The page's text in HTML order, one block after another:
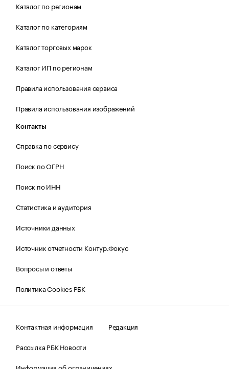
Каталог по регионам
Каталог по категориям
Каталог торговых марок
Каталог ИП по регионам
Правила использования сервиса
Правила использования изображений
Контакты
Справка по сервису
Поиск по ОГРН
Поиск по ИНН
Статистика и аудитория
Источники данных
Источник отчетности Контур.Фокус
Вопросы и ответы
Политика Cookies РБК
Контактная информация
Редакция
Рассылка РБК Новости